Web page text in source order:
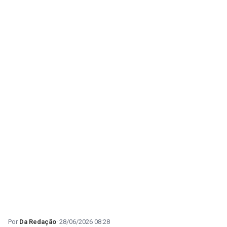
Da Redação 28/06/2026 08:28